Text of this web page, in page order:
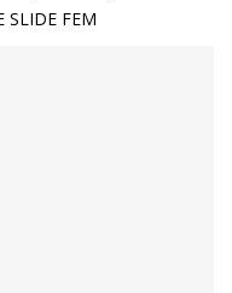
SLIDE FEM